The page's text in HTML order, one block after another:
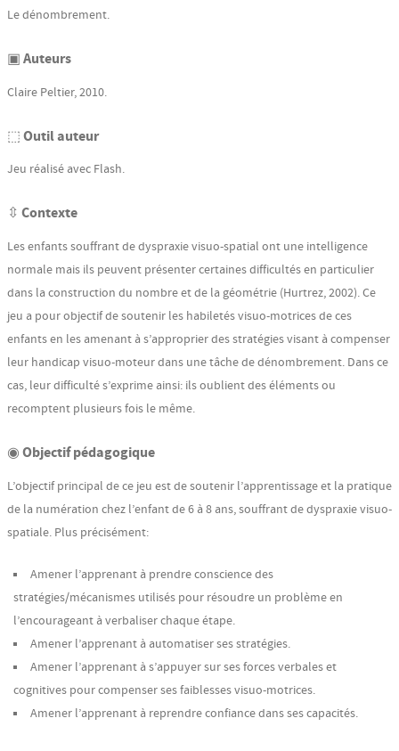
Le dénombrement.
▣ Auteurs
Claire Peltier, 2010.
⬚ Outil auteur
Jeu réalisé avec Flash.
⇳ Contexte
Les enfants souffrant de dyspraxie visuo-spatial ont une intelligence
normale mais ils peuvent présenter certaines difficultés en particulier
dans la construction du nombre et de la géométrie (Hurtrez, 2002). Ce
jeu a pour objectif de soutenir les habiletés visuo-motrices de ces
enfants en les amenant à s’approprier des stratégies visant à compenser
leur handicap visuo-moteur dans une tâche de dénombrement. Dans ce
cas, leur difficulté s’exprime ainsi: ils oublient des éléments ou
recomptent plusieurs fois le même.
◉ Objectif pédagogique
L’objectif principal de ce jeu est de soutenir l’apprentissage et la pratique
de la numération chez l’enfant de 6 à 8 ans, souffrant de dyspraxie visuo-
spatiale. Plus précisément:
Amener l’apprenant à prendre conscience des
stratégies/mécanismes utilisés pour résoudre un problème en
l’encourageant à verbaliser chaque étape.
Amener l’apprenant à automatiser ses stratégies.
Amener l’apprenant à s’appuyer sur ses forces verbales et
cognitives pour compenser ses faiblesses visuo-motrices.
Amener l’apprenant à reprendre confiance dans ses capacités.